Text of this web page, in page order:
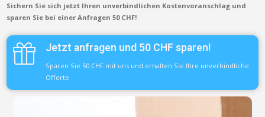
Sichern Sie sich jetzt Ihren unverbindlichen Kostenvoranschlag und
sparen Sie bei einer Anfragen 50 CHF!
Jetzt anfragen und 50 CHF sparen!
Sparen Sie 50 CHF mit uns und erhalten Sie Ihre unverbindliche
Offerte